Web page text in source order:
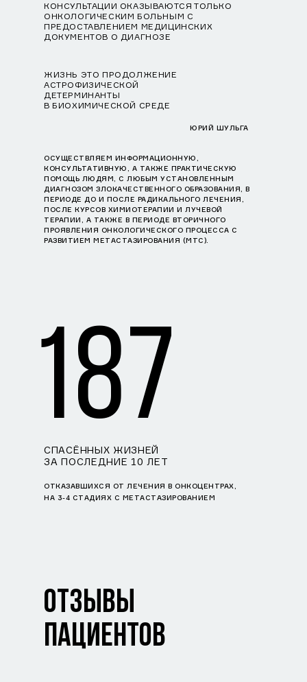
КОНСУЛЬТАЦИИ ОКАЗЫВАЮТСЯ ТОЛЬКО
ОНКОЛОГИЧЕСКИМ БОЛЬНЫМ С
ПРЕДОСТАВЛЕНИЕМ МЕДИЦИНСКИХ
ДОКУМЕНТОВ О ДИАГНОЗЕ
ЖИЗНЬ ЭТО ПРОДОЛЖЕНИЕ
АСТРОФИЗИЧЕСКОЙ
ДЕТЕРМИНАНТЫ
В БИОХИМИЧЕСКОЙ СРЕДЕ
ЮРИЙ ШУЛЬГА
ОСУЩЕСТВЛЯЕМ ИНФОРМАЦИОННУЮ,
КОНСУЛЬТАТИВНУЮ, А ТАКЖЕ ПРАКТИЧЕСКУЮ
ПОМОЩЬ ЛЮДЯМ, С ЛЮБЫМ УСТАНОВЛЕННЫМ
ДИАГНОЗОМ ЗЛОКАЧЕСТВЕННОГО ОБРАЗОВАНИЯ, В
ПЕРИОДЕ ДО И ПОСЛЕ РАДИКАЛЬНОГО ЛЕЧЕНИЯ,
ПОСЛЕ КУРСОВ ХИМИОТЕРАПИИ И ЛУЧЕВОЙ
ТЕРАПИИ, А ТАКЖЕ В ПЕРИОДЕ ВТОРИЧНОГО
ПРОЯВЛЕНИЯ ОНКОЛОГИЧЕСКОГО ПРОЦЕССА С
РАЗВИТИЕМ МЕТАСТАЗИРОВАНИЯ (МТС).
187
СПАСЁННЫХ ЖИЗНЕЙ
ЗА ПОСЛЕДНИЕ 10 ЛЕТ
ОТКАЗАВШИХСЯ ОТ ЛЕЧЕНИЯ В ОНКОЦЕНТРАХ,
НА 3-4 СТАДИЯХ С МЕТАСТАЗИРОВАНИЕМ
ОТЗЫВЫ
ПАЦИЕНТОВ